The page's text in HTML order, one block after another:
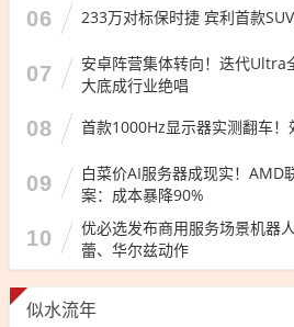
06 233万对标保时捷 宾利首款
07
安卓阵营集体转向！迭代Ultra
大底成行业绝唱
08 首款1000Hz显示器实测翻车
09
白菜价AI服务器成现实！AMD
案：成本暴降90%
10
优必选发布商用服务场景机器
蕾、华尔兹动作
似水流年